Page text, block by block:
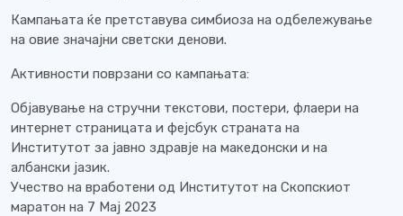
Кампањата ќе претставува симбиоза на одбележување
на овие значајни светски денови.
Активности поврзани со кампањата:
Објавување на стручни текстови, постери, флаери на
интернет страницата и фејсбук страната на
Институтот за јавно здравје на македонски и на
албански јазик.
Учество на вработени од Институтот на Скопскиот
маратон на 7 Мај 2023